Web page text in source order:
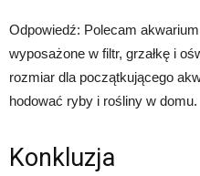
Odpowiedź: Polecam
wyposażone w filtr, grzałkę i
rozmiar dla początkującego
hodować ryby i rośliny w domu.
Konkluzja